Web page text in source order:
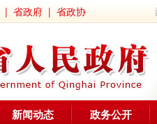
| 省政府 | 省政协
新闻动态 政务公开